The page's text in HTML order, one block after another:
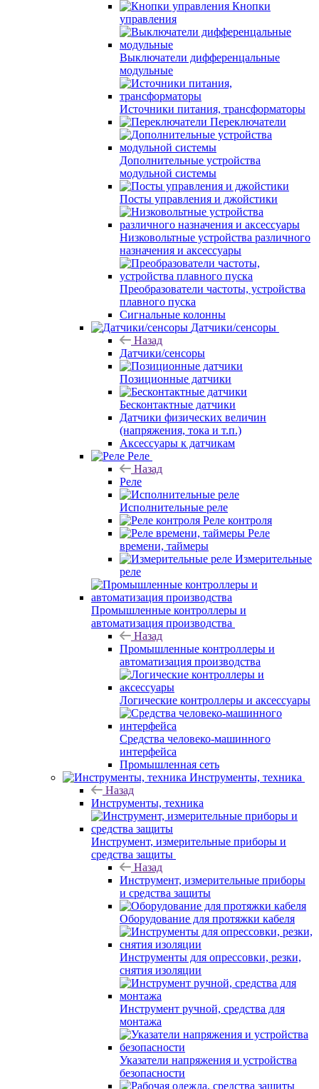
Кнопки
управления
Выключатели дифференцальные
модульные
Источники питания, трансформаторы
Переключатели
Дополнительные устройства
модульной системы
Посты управления и джойстики
Низковольтные устройства различного
назначения и аксессуары
Преобразователи частоты, устройства
плавного пуска
Сигнальные колонны
Датчики/сенсоры
Назад
Датчики/сенсоры
Позиционные датчики
Бесконтактные датчики
Датчики физических величин
(напряжения, тока и т.п.)
Аксессуары к датчикам
Реле
Назад
Реле
Исполнительные реле
Реле контроля
Реле
времени, таймеры
Измерительные
реле
Промышленные контроллеры и
автоматизация производства
Назад
Промышленные контроллеры и
автоматизация производства
Логические контроллеры и аксессуары
Средства человеко-машинного
интерфейса
Промышленная сеть
Инструменты, техника
Назад
Инструменты, техника
Инструмент, измерительные приборы и
средства защиты
Назад
Инструмент, измерительные приборы
и средства защиты
Оборудование для протяжки кабеля
Инструменты для опрессовки, резки,
снятия изоляции
Инструмент ручной, средства для
монтажа
Указатели напряжения и устройства
безопасности